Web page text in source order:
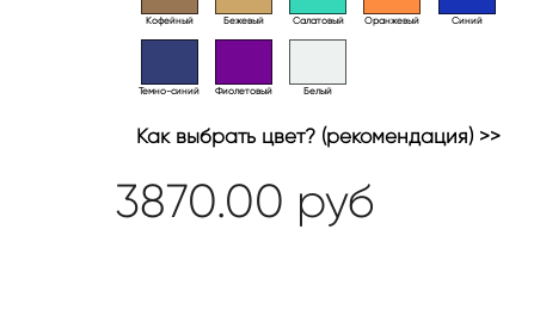
Кофейный Бежевый Салатовый Оранжевый Синий
Темно-синий Фиолетовый Белый
Как выбрать цвет? (рекомендация) >>
3870.00 руб